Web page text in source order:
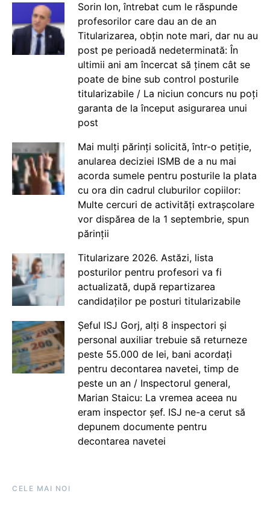
Sorin Ion, întrebat cum le răspunde
profesorilor care dau an de an
Titularizarea, obțin note mari, dar nu au
post pe perioadă nedeterminată: În
ultimii ani am încercat să ținem cât se
poate de bine sub control posturile
titularizabile / La niciun concurs nu poți
garanta de la început asigurarea unui
post
Mai mulți părinți solicită, într-o petiție,
anularea deciziei ISMB de a nu mai
acorda sumele pentru posturile la plata
cu ora din cadrul cluburilor copiilor:
Multe cercuri de activități extrașcolare
vor dispărea de la 1 septembrie, spun
părinții
Titularizare 2026. Astăzi, lista
posturilor pentru profesori va fi
actualizată, după repartizarea
candidaților pe posturi titularizabile
Șeful ISJ Gorj, alți 8 inspectori și
personal auxiliar trebuie să returneze
peste 55.000 de lei, bani acordați
pentru decontarea navetei, timp de
peste un an / Inspectorul general,
Marian Staicu: La vremea aceea nu
eram inspector șef. ISJ ne-a cerut să
depunem documente pentru
decontarea navetei
CELE MAI NOI